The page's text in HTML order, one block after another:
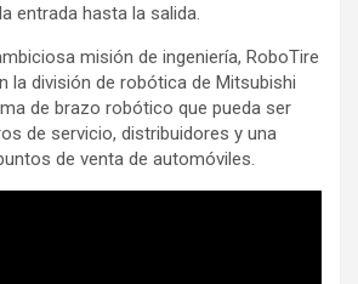
entrada hasta la salida.
misión de ingeniería, RoboTire
la división de robótica de Mitsubishi
de brazo robótico que pueda ser
de servicio, distribuidores y una
de venta de automóviles.